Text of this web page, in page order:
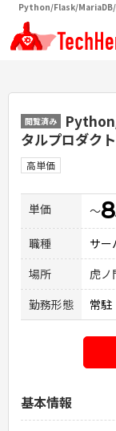
Python/Flask/MariaDB/
人・案件情報サイトテク
閲覧済み
タルプロダク
高単価
単価 〜
職種
サー
場所
虎ノ
勤務形態
常駐
基本情報